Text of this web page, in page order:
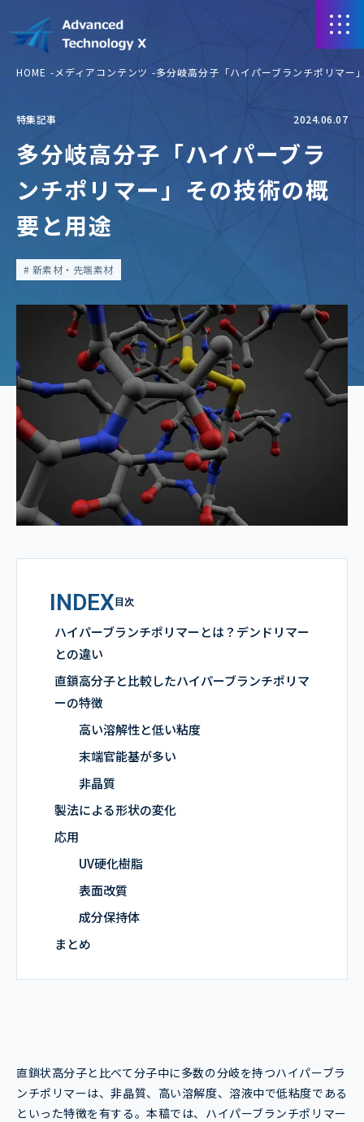
HOME メディアコンテンツ 多分岐高分子「ハイパーブランチポリマー
特集記事 2024.06.07
多分岐高分子「ハイパーブラ
ンチポリマー」その技術の概
要と用途
新素材・先端素材
INDEX 目次
ハイパーブランチポリマーとは？デンドリマー
との違い
直鎖高分子と比較したハイパーブランチポリマ
ーの特徴
高い溶解性と低い粘度
末端官能基が多い
非晶質
製法による形状の変化
応用
UV硬化樹脂
表面改質
成分保持体
まとめ
直鎖状高分子と比べて分子中に多数の分岐を持つハイパーブラ
ンチポリマーは、非晶質、高い溶解度、溶液中で低粘度である
といった特徴を有する。本稿では、ハイパーブランチポリマー